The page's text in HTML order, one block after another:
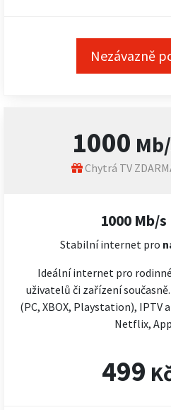
Nezávazně
1000
Chytrá TV
1000 Mb/s
Stabilní internet pro
Ideální internet pro
uživatelů či zařízení
(PC, XBOX, Playstation), IPTV
Netflix,
499